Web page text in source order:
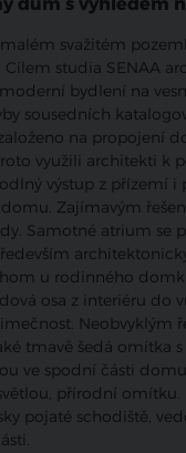
svažitém
Cílem studia SENAA
bydlení na
sousedních
na propojení
využili architekti k
výstup z přízemí i
Zajímavým
Samotné atrium se
u rodinného
osa z interiéru do
Neobvyklým
tmavě šedá omítka
ve spodní části
přírodní
pojaté schodiště,